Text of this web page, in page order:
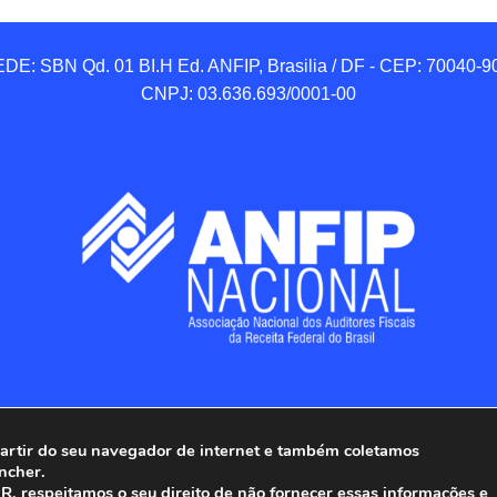
SBN Qd. 01 BI.H Ed. ANFIP, Brasilia / DF - CEP: 70040-
CNPJ: 03.636.693/0001-00
Nacional dos Auditores Fiscais da Receita Federal
do seu navegador de internet e também coletamos
respeitamos o seu direito de não fornecer essas informações e